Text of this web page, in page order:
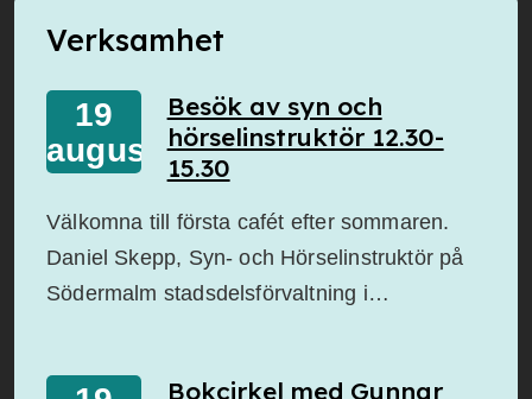
Verksamhet
19
augusti
Besök av syn och
hörselinstruktör 12.30-
15.30
Välkomna till första cafét efter sommaren.
Daniel Skepp, Syn- och Hörselinstruktör på
Södermalm stadsdelsförvaltning i…
Bokcirkel med Gunnar